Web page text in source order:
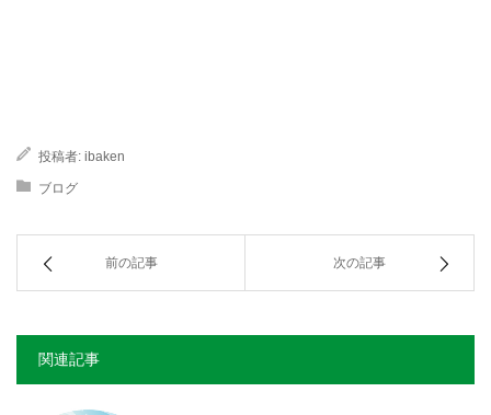
投稿者: ibaken
ブログ
前の記事 次の記事
関連記事